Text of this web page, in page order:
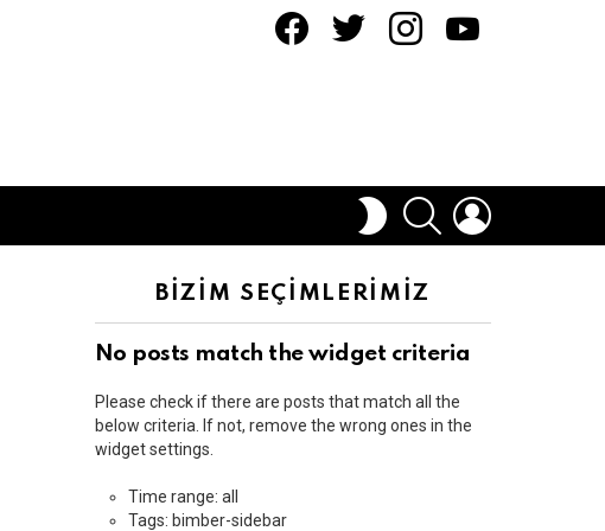
DIŞ
GÖRÜNÜMÜ
ARAMA
AÇ
BİZİM SEÇİMLERİMİZ
No posts match the widget criteria
Please check if there are posts that match all the
below criteria. If not, remove the wrong ones in the
widget settings.
Time range: all
Tags: bimber-sidebar